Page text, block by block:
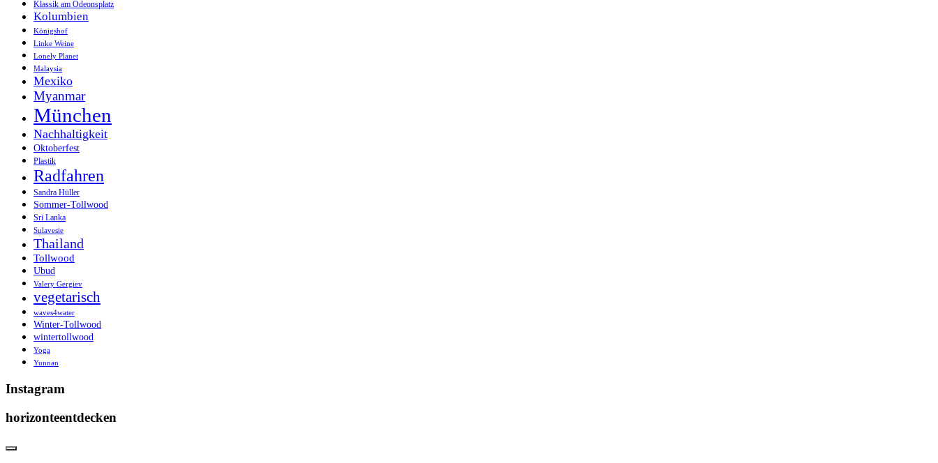
Klassik am Odeonsplatz
Kolumbien
Königshof
Linke Weine
Lonely Planet
Malaysia
Mexiko
Myanmar
München
Nachhaltigkeit
Oktoberfest
Plastik
Radfahren
Sandra Hüller
Sommer-Tollwood
Sri Lanka
Sulavesie
Thailand
Tollwood
Ubud
Valery Gergiev
vegetarisch
waves4water
Winter-Tollwood
wintertollwood
Yoga
Yunnan
Instagram
horizonteentdecken